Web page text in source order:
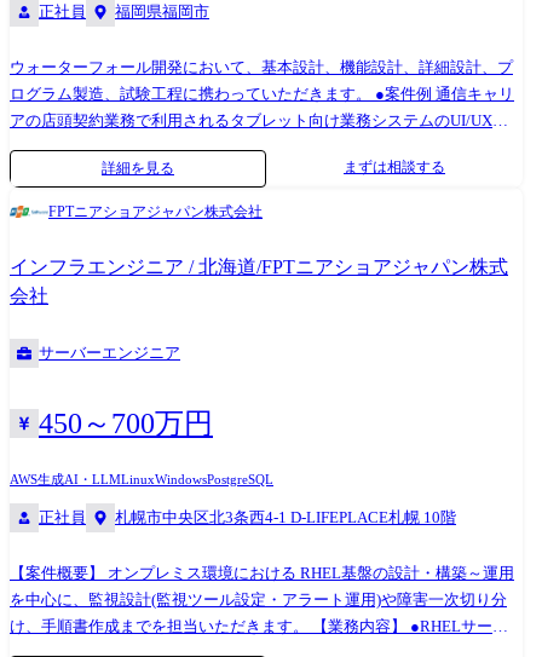
正社員 福岡県福岡市
ウォーターフォール開発において、基本設計、機能設計、詳細設計、プ
ログラム製造、試験工程に携わっていただきます。 ●案件例 通信キャリ
アの店頭契約業務で利用されるタブレット向け業務システムのUI/UX開
発プロジェクトです。 ・チーム規模:20名程度 ・役割:サブリーダー、メ
ンバー(ご経験による)
詳細を見る まずは相談する
FPTニアショアジャパン株式会社
インフラエンジニア / 北海道/FPTニアショアジャパン株式
会社
サーバーエンジニア
450～700万円
AWS生成AI・LLMLinuxWindowsPostgreSQL
正社員 札幌市中央区北3条西4-1 D-LIFEPLACE札幌 10階
【案件概要】 オンプレミス環境における RHEL基盤の設計・構築～運用
を中心に、監視設計(監視ツール設定・アラート運用)や障害一次切り分
け、手順書作成までを担当いただきます。 【業務内容】 ●RHELサーバ
の設計・構築・運用(オンプレ環境) ●監視設計・運用(監視ツール設定、